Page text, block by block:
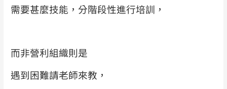
需要甚麼技能，分階段性進行培訓，
而非營利組織則是
遇到困難請老師來教，